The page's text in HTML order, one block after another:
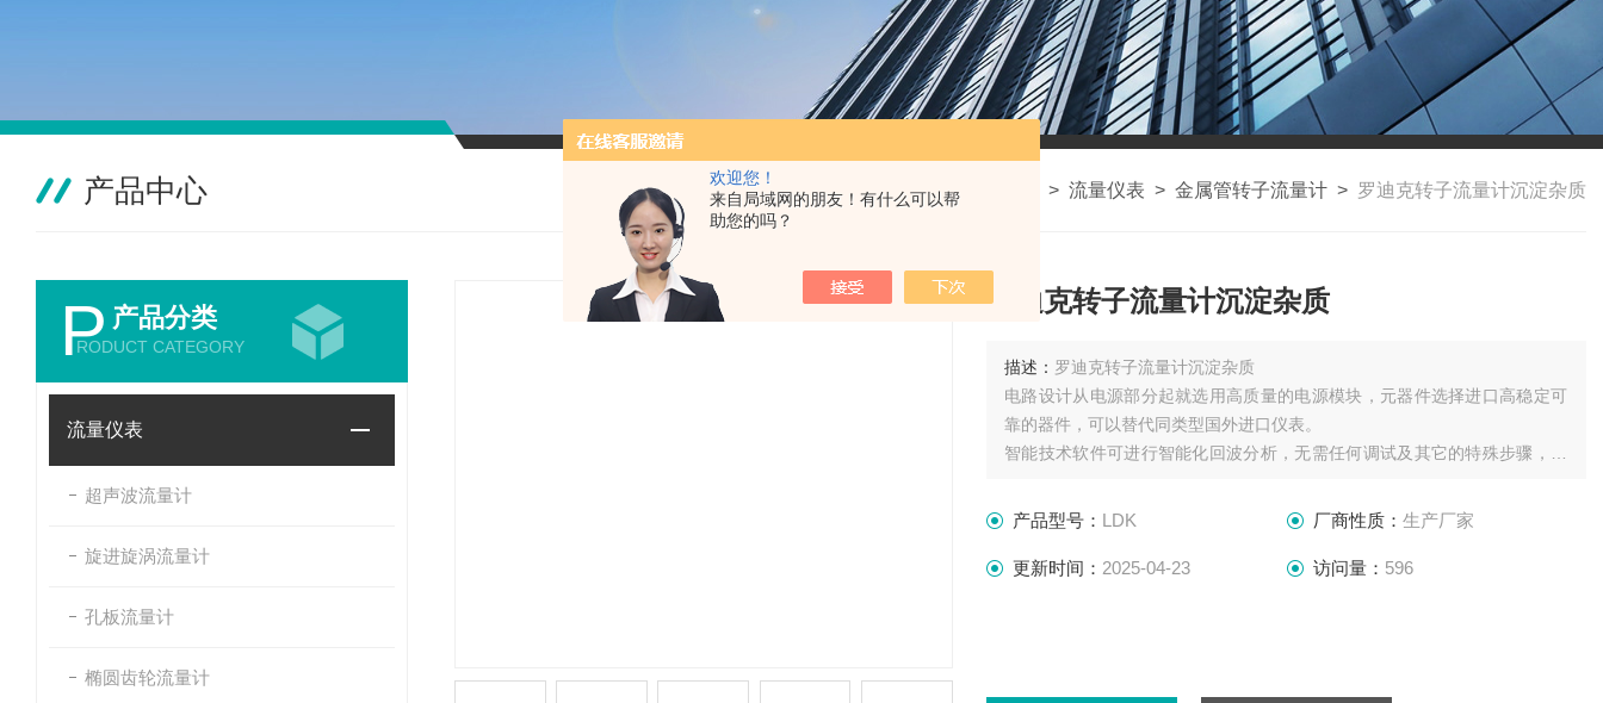
欢迎您！
来自局域网的朋友！有什么可以帮
助您的吗？
产品中心 我的位置： 首页> > 流量仪表 > 金属管转子流量计 > 罗迪克转子流量计沉淀杂质
P 产品分类
RODUCT CATEGORY
流量仪表
超声波流量计
旋进旋涡流量计
孔板流量计
椭圆齿轮流量计
罗迪克转子流量计沉淀杂质
描述： 罗迪克转子流量计沉淀杂质
电路设计从电源部分起就选用高质量的电源模块，元器件选择进口高稳定可
靠的器件，可以替代同类型国外进口仪表。
智能技术软件可进行智能化回波分析，无需任何调试及其它的特殊步骤，此
拥有的声波智能技术，使仪表的精度大大提高，液位精度达到
产品型号： LDK 厂商性质： 生产厂家
更新时间： 2025-04-23 访问量： 596